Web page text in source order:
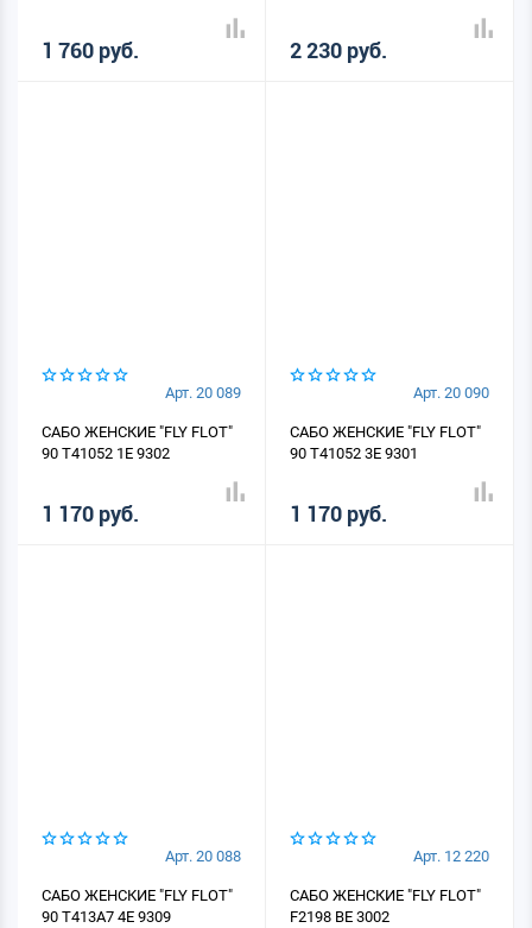
1 760 руб. 2 230 руб.
Арт. 20 089
САБО ЖЕНСКИЕ "FLY FLOT"
90 T41052 1E 9302
1 170 руб.
Арт. 20 090
САБО ЖЕНСКИЕ "FLY FLOT"
90 T41052 3E 9301
1 170 руб.
Арт. 20 088
САБО ЖЕНСКИЕ "FLY FLOT"
90 T413A7 4E 9309
Арт. 12 220
САБО ЖЕНСКИЕ "FLY FLOT"
F2198 BE 3002